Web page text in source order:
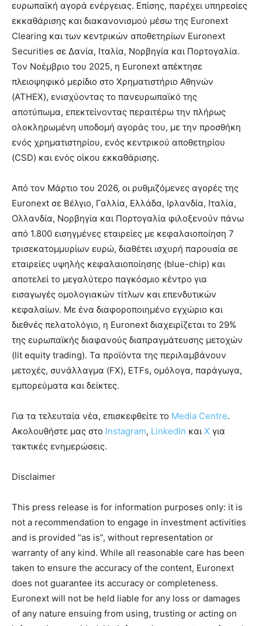
ευρωπαϊκή αγορά ενέργειας. Επίσης, παρέχει υπηρεσίες
εκκαθάρισης και διακανονισμού μέσω της Euronext
Clearing και των κεντρικών αποθετηρίων Euronext
Securities σε Δανία, Ιταλία, Νορβηγία και Πορτογαλία.
Τον Νοέμβριο του 2025, η Euronext απέκτησε
πλειοψηφικό μερίδιο στο Χρηματιστήριο Αθηνών
(ATHEX), ενισχύοντας το πανευρωπαϊκό της
αποτύπωμα, επεκτείνοντας περαιτέρω την πλήρως
ολοκληρωμένη υποδομή αγοράς του, με την προσθήκη
ενός χρηματιστηρίου, ενός κεντρικού αποθετηρίου
(CSD) και ενός οίκου εκκαθάρισης.
Από τον Μάρτιο του 2026, οι ρυθμιζόμενες αγορές της
Euronext σε Βέλγιο, Γαλλία, Ελλάδα, Ιρλανδία, Ιταλία,
Ολλανδία, Νορβηγία και Πορτογαλία φιλοξενούν πάνω
από 1.800 εισηγμένες εταιρείες με κεφαλαιοποίηση 7
τρισεκατομμυρίων ευρώ, διαθέτει ισχυρή παρουσία σε
εταιρείες υψηλής κεφαλαιοποίησης (blue-chip) και
αποτελεί το μεγαλύτερο παγκόσμιο κέντρο για
εισαγωγές ομολογιακών τίτλων και επενδυτικών
κεφαλαίων. Με ένα διαφοροποιημένο εγχώριο και
διεθνές πελατολόγιο, η Euronext διαχειρίζεται το 29%
της ευρωπαϊκής διαφανούς διαπραγμάτευσης μετοχών
(lit equity trading). Τα προϊόντα της περιλαμβάνουν
μετοχές, συνάλλαγμα (FX), ETFs, ομόλογα, παράγωγα,
εμπορεύματα και δείκτες.
Για τα τελευταία νέα, επισκεφθείτε το Media Centre.
Ακολουθήστε μας στο Instagram, LinkedIn και X για
τακτικές ενημερώσεις.
Disclaimer
This press release is for information purposes only: it is
not a recommendation to engage in investment activities
and is provided “as is”, without representation or
warranty of any kind. While all reasonable care has been
taken to ensure the accuracy of the content, Euronext
does not guarantee its accuracy or completeness.
Euronext will not be held liable for any loss or damages
of any nature ensuing from using, trusting or acting on